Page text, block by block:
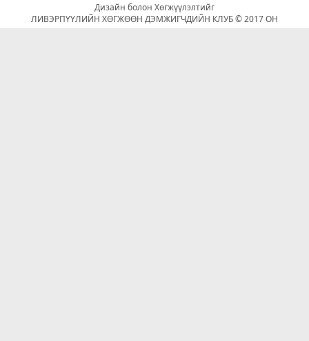
Дизайн болон Хөгжүүлэлтийг
ЛИВЭРПҮҮЛИЙН ХӨГЖӨӨН ДЭМЖИГЧДИЙН КЛУБ © 2017 ОН